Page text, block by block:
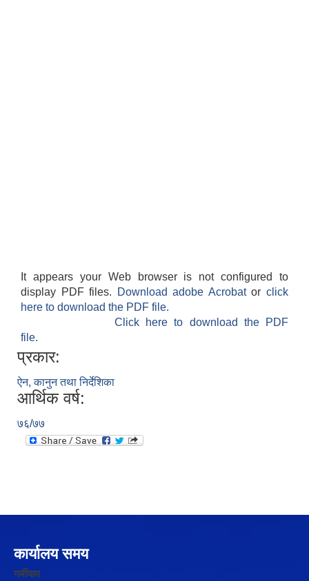
It appears your Web browser is not configured to
display PDF files.
Download adobe Acrobatorclick
here to download the PDF file.
Click here to download the PDF
file.
प्रकार:
ऐन, कानुन तथा निर्देशिका
आर्थिक वर्ष:
७६/७७
कार्यालय समय
गर्मीयाम